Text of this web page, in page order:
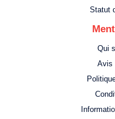
Statut
Qui
Avis